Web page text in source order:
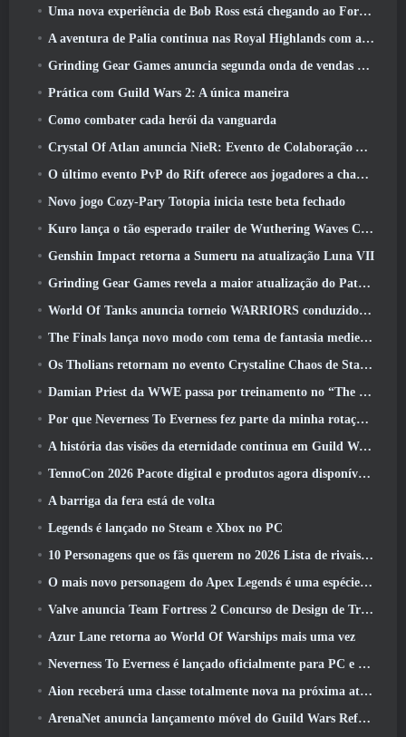
Uma nova experiência de Bob Ross está chegando ao Fortnite
A aventura de Palia continua nas Royal Highlands com a atualização de hoje
Grinding Gear Games anuncia segunda onda de vendas de ingressos ExileCon
Prática com Guild Wars 2: A única maneira
Como combater cada herói da vanguarda
Crystal Of Atlan anuncia NieR: Evento de Colaboração Automata
O último evento PvP do Rift oferece aos jogadores a chance de ganhar até 4000 Créditos e um novo título
Novo jogo Cozy-Pary Totopia inicia teste beta fechado
Kuro lança o tão esperado trailer de Wuthering Waves Cyberpunk: Crossover de Edgerunners
Genshin Impact retorna a Sumeru na atualização Luna VII
Grinding Gear Games revela a maior atualização do Path Of Exile II até agora, Retorno dos Antigos
World Of Tanks anuncia torneio WARRIORS conduzido pela comunidade
The Finals lança novo modo com tema de fantasia medieval ‘Dragon’s Claim’
Os Tholians retornam no evento Crystaline Chaos de Star Trek Online
Damian Priest da WWE passa por treinamento no “The Loot Camp” no trailer de ação ao vivo do Burst Fest da Delta Force
Por que Neverness To Everness fez parte da minha rotação, Por agora
A história das visões da eternidade continua em Guild Wars 2 Próxima semana
TennoCon 2026 Pacote digital e produtos agora disponíveis para compra
A barriga da fera está de volta
Legends é lançado no Steam e Xbox no PC
10 Personagens que os fãs querem no 2026 Lista de rivais da Marvel com maior probabilidade e qual a probabilidade de eles acontecerem
O mais novo personagem do Apex Legends é uma espécie de demônio da velocidade
Valve anuncia Team Fortress 2 Concurso de Design de Troféu ÜBERFEST
Azur Lane retorna ao World Of Warships mais uma vez
Neverness To Everness é lançado oficialmente para PC e consoles
Aion receberá uma classe totalmente nova na próxima atualização do Dread Blade
ArenaNet anuncia lançamento móvel do Guild Wars Reforged